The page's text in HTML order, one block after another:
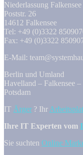
Niederlassung
Poststr. 26
14612 Falkensee
Tel: +49 (0)3322
Fax: +49 (0)3322
E-Mail:
Berlin und Umland
Havelland – Falkensee
Potsdam
IT Ärger ? Ihr
Ihre IT Experten vom
Sie suchten Online